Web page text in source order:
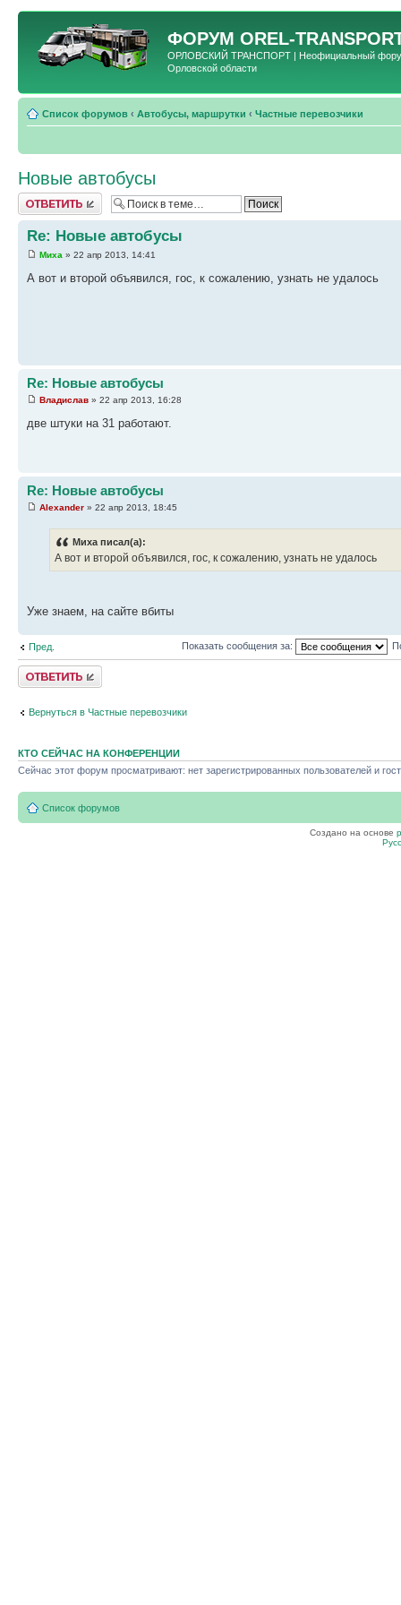
ФОРУМ OREL-
ОРЛОВСКИЙ ТРАНСПОРТ | Неофициальный форум
Орловской области
Список форумов ‹ Автобусы, маршрутки ‹ Частные перевозчики
Новые автобусы
Ответить
Re: Новые автобусы
Миха » 22 апр 2013, 14:41
А вот и второй объявился, гос, к сожалению, узнать не удалось
Re: Новые автобусы
Владислав » 22 апр 2013, 16:28
две штуки на 31 работают.
Re: Новые автобусы
Alexander » 22 апр 2013, 18:45
Миха писал(а):
А вот и второй объявился, гос, к сожалению, узнать не удалось
Уже знаем, на сайте вбиты
Пред. Показать сообщения за:
Ответить
Вернуться в Частные перевозчики
КТО СЕЙЧАС НА КОНФЕРЕНЦИИ
Сейчас этот форум просматривают: нет зарегистрированных пользователей и
Список форумов
Создано на основе